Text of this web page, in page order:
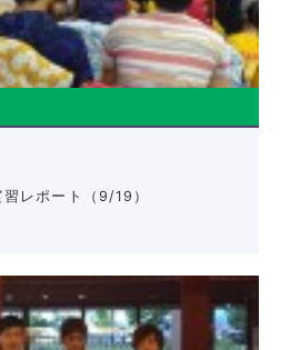
レポート（9/19）